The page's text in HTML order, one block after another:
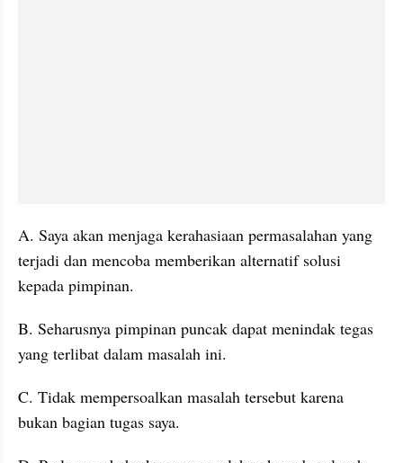
A. Saya akan menjaga kerahasiaan permasalahan yang
terjadi dan mencoba memberikan alternatif solusi
kepada pimpinan.
B. Seharusnya pimpinan puncak dapat menindak tegas
yang terlibat dalam masalah ini.
C. Tidak mempersoalkan masalah tersebut karena
bukan bagian tugas saya.